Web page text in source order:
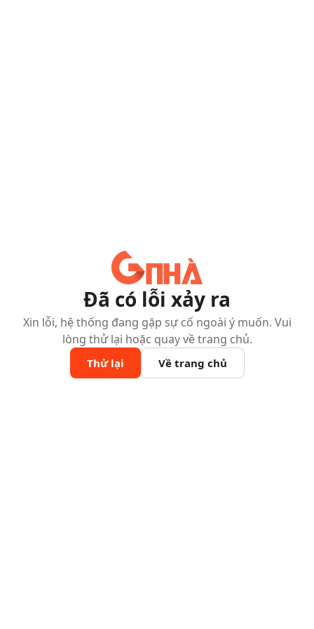
Đã có lỗi xảy ra
Xin lỗi, hệ thống đang gặp sự cố ngoài ý muốn. Vui
lòng thử lại hoặc quay về trang chủ.
Thử lại Về trang chủ